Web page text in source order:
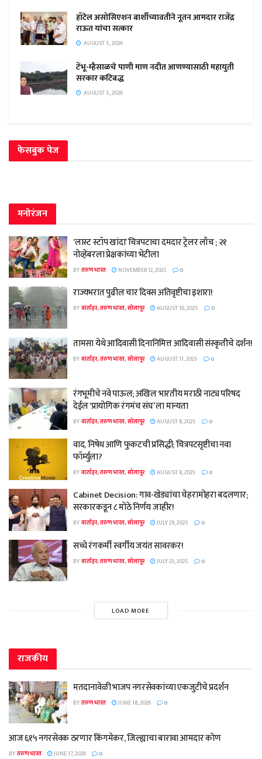
हॉटेल असोसिएशन बार्शीच्यावतीने नूतन आमदार राजेंद्र
राऊत यांचा सत्कार
AUGUST 5, 2026
टेंभू-म्हैसाळचे पाणी माण नदीत आणण्यासाठी महायुती
सरकार कटिबद्ध
AUGUST 5, 2026
फेसबुक पेज
मनोरंजन
‘लास्ट स्टॉप खांदा’ चित्रपटाचा दमदार ट्रेलर लाँच ; २१
नोव्हेंबरला प्रेक्षकांच्या भेटीला
BYतरुण भारत NOVEMBER 12, 2025 0
राज्यभरात पुढील चार दिवस अतिवृष्टीचा इशारा!
BYवार्ताहर, तरुण भारत, सोलापूर AUGUST 16, 2025 0
तामसा येथे आदिवासी दिनानिमित्त आदिवासी संस्कृतीचे दर्शन!
BYवार्ताहर, तरुण भारत, सोलापूर AUGUST 11, 2025 0
रंगभूमीचे नवे पाऊल; अखिल भारतीय मराठी नाट्य परिषद
देईल ‘प्रायोगिक रंगमंच संघ’ ला मान्यता
BYवार्ताहर, तरुण भारत, सोलापूर AUGUST 8, 2025 0
वाद, निषेध आणि फुकटची प्रसिद्धी; चित्रपटसृष्टीचा नवा
फॉर्म्युला?
BYवार्ताहर, तरुण भारत, सोलापूर AUGUST 8, 2025 0
Cabinet Decision: गाव-खेड्यांचा चेहरामोहरा बदलणार;
सरकारकडून ८ मोठे निर्णय जाहीर!
BYवार्ताहर, तरुण भारत, सोलापूर JULY 29, 2025 0
सच्चे रंगकर्मी स्वर्गीय जयंत सावरकर!
BYवार्ताहर, तरुण भारत, सोलापूर JULY 23, 2025 0
LOAD MORE
राजकीय
मतदानावेळी भाजप नगरसेवकांच्या एकजुटीचे प्रदर्शन
BYतरुण भारत JUNE 18, 2026 0
आज ६१५ नगरसेवक ठरणार किंगमेकर, जिल्ह्याचा बारावा आमदार कोण
BYतरुण भारत JUNE 17, 2026 0